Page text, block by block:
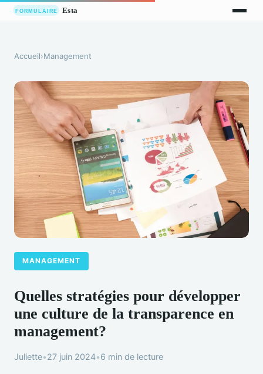
Accueil›Management
MANAGEMENT
Quelles stratégies pour développer
une culture de la transparence en
management?
Juliette•27 juin 2024•6 min de lecture